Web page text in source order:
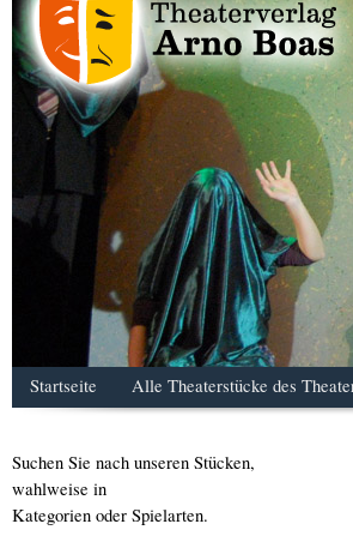
Startseite Alle Theaterstücke des
Suchen Sie nach unseren Stücken,
wahlweise in
Kategorien oder Spielarten.